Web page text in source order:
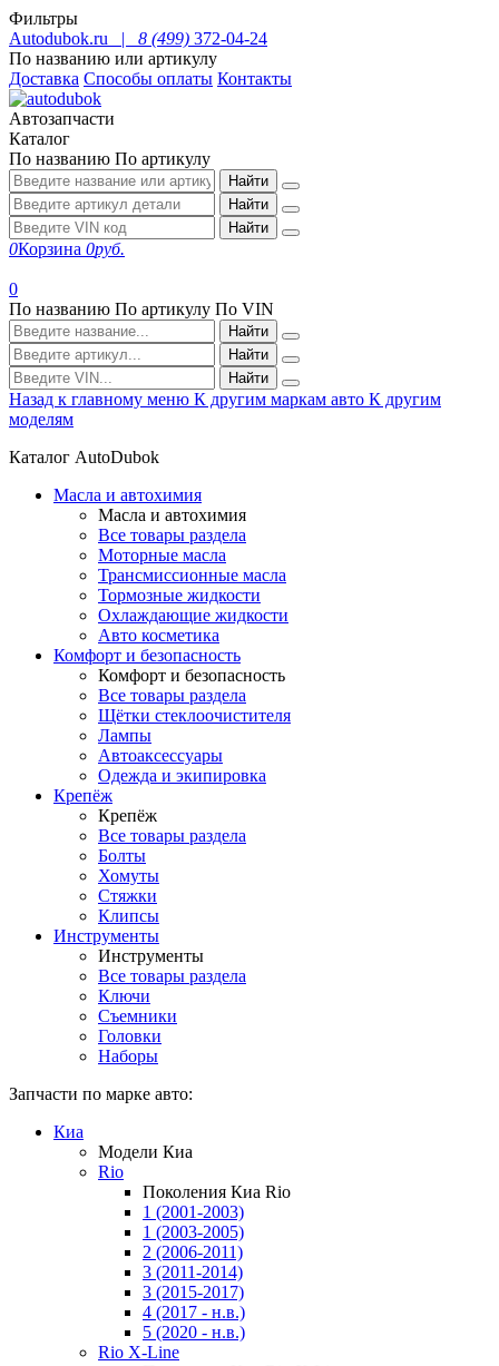
Фильтры
Autodubok.ru |
8 (499) 372-04-24
По названию или артикулу
Доставка Способы оплаты Контакты
Автозапчасти
Каталог
По названию По артикулу
Найти
Найти
Найти
0Корзина 0руб.
0
По названию По артикулу По VIN
Найти
Найти
Найти
Назад к главному меню К другим маркам авто К другим
моделям
Каталог AutoDubok
Масла и автохимия
Масла и автохимия
Все товары раздела
Моторные масла
Трансмиссионные масла
Тормозные жидкости
Охлаждающие жидкости
Авто косметика
Комфорт и безопасность
Комфорт и безопасность
Все товары раздела
Щётки стеклоочистителя
Лампы
Автоаксессуары
Одежда и экипировка
Крепёж
Крепёж
Все товары раздела
Болты
Хомуты
Стяжки
Клипсы
Инструменты
Инструменты
Все товары раздела
Ключи
Съемники
Головки
Наборы
Запчасти по марке авто:
Киа
Модели Киа
Rio
Поколения Киа Rio
1 (2001-2003)
1 (2003-2005)
2 (2006-2011)
3 (2011-2014)
3 (2015-2017)
4 (2017 - н.в.)
5 (2020 - н.в.)
Rio X-Line